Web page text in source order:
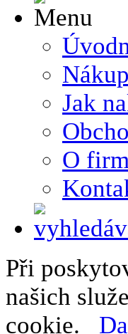
Jak
O
Při
našich
cookie.